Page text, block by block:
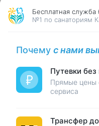
Будьте в курсе!
путешествия
Электронная почта
данных
Бесплатная служба
№1 по санаториям
Почему с нами
Путевки
Прямые цены
сервиса
Трансфер